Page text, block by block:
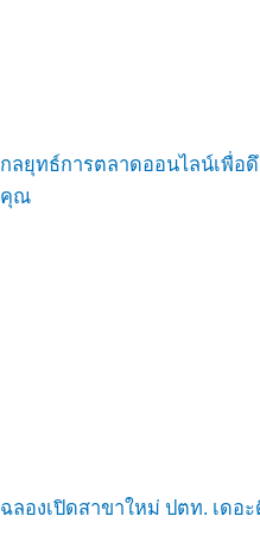
กลยุทธ์การตลาดออนไลน์เพื่อ
คุณ
ฉลองเปิดสาขาใหม่ ปตท. เดอ